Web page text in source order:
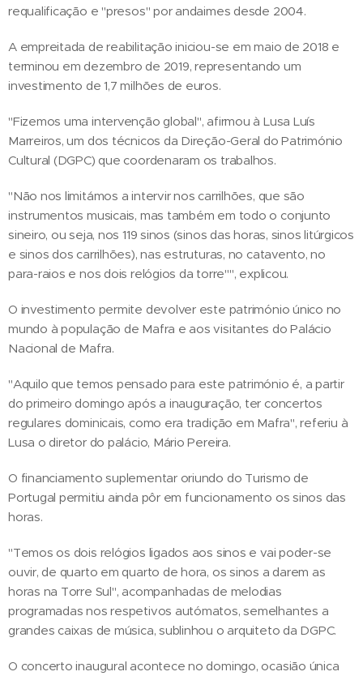
requalificação e "presos" por andaimes desde 2004.
A empreitada de reabilitação iniciou-se em maio de 2018 e
terminou em dezembro de 2019, representando um
investimento de 1,7 milhões de euros.
"Fizemos uma intervenção global", afirmou à Lusa Luís
Marreiros, um dos técnicos da Direção-Geral do Património
Cultural (DGPC) que coordenaram os trabalhos.
"Não nos limitámos a intervir nos carrilhões, que são
instrumentos musicais, mas também em todo o conjunto
sineiro, ou seja, nos 119 sinos (sinos das horas, sinos litúrgicos
e sinos dos carrilhões), nas estruturas, no catavento, no
para-raios e nos dois relógios da torre"", explicou.
O investimento permite devolver este património único no
mundo à população de Mafra e aos visitantes do Palácio
Nacional de Mafra.
"Aquilo que temos pensado para este património é, a partir
do primeiro domingo após a inauguração, ter concertos
regulares dominicais, como era tradição em Mafra", referiu à
Lusa o diretor do palácio, Mário Pereira.
O financiamento suplementar oriundo do Turismo de
Portugal permitiu ainda pôr em funcionamento os sinos das
horas.
"Temos os dois relógios ligados aos sinos e vai poder-se
ouvir, de quarto em quarto de hora, os sinos a darem as
horas na Torre Sul", acompanhadas de melodias
programadas nos respetivos autómatos, semelhantes a
grandes caixas de música, sublinhou o arquiteto da DGPC.
O concerto inaugural acontece no domingo, ocasião única